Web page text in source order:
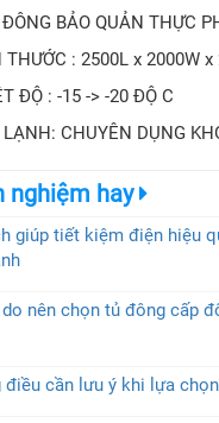
ĐÔNG BẢO QUẢN THỰC
THƯỚC : 2500L x 2000W x
ĐỘ : -15 -> -20 ĐỘ C
LẠNH: CHUYÊN DỤNG
nghiệm hay
giúp tiết kiệm điện hiệu
nên chọn tủ đông cấp
điều cần lưu ý khi lựa